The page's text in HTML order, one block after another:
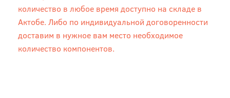
количество в любое время доступно на складе в
Актобе. Либо по индивидуальной договоренности
доставим в нужное вам место необходимое
количество компонентов.